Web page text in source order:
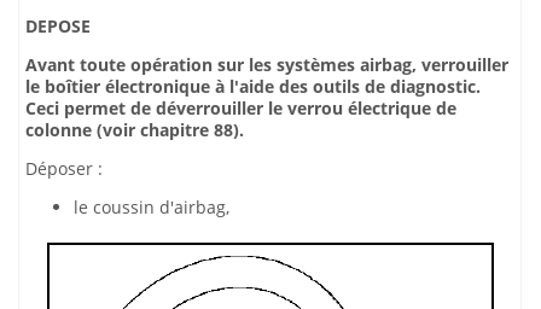
DEPOSE
Avant toute opération sur les systèmes airbag, verrouiller
le boîtier électronique à l'aide des outils de diagnostic.
Ceci permet de déverrouiller le verrou électrique de
colonne (voir chapitre 88).
Déposer :
le coussin d'airbag,